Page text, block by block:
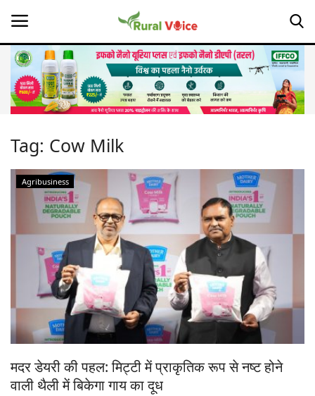
Home
About Us
Leadership Profiles
Opinion
Politics
Magazine
States
Events
Tag: Cow Milk
Agribusiness
मदर डेयरी की पहल: मिट्टी में प्राकृतिक रूप से नष्ट होने
वाली थैली में बिकेगा गाय का दूध